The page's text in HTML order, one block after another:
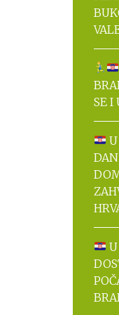
SE I